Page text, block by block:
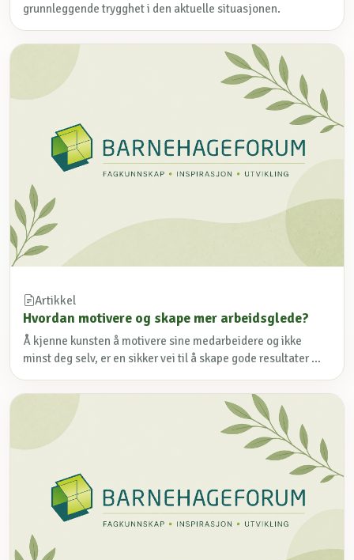
grunnleggende trygghet i den aktuelle situasjonen.
Artikkel
Hvordan motivere og skape mer arbeidsglede?
Å kjenne kunsten å motivere sine medarbeidere og ikke
minst deg selv, er en sikker vei til å skape gode resultater ...